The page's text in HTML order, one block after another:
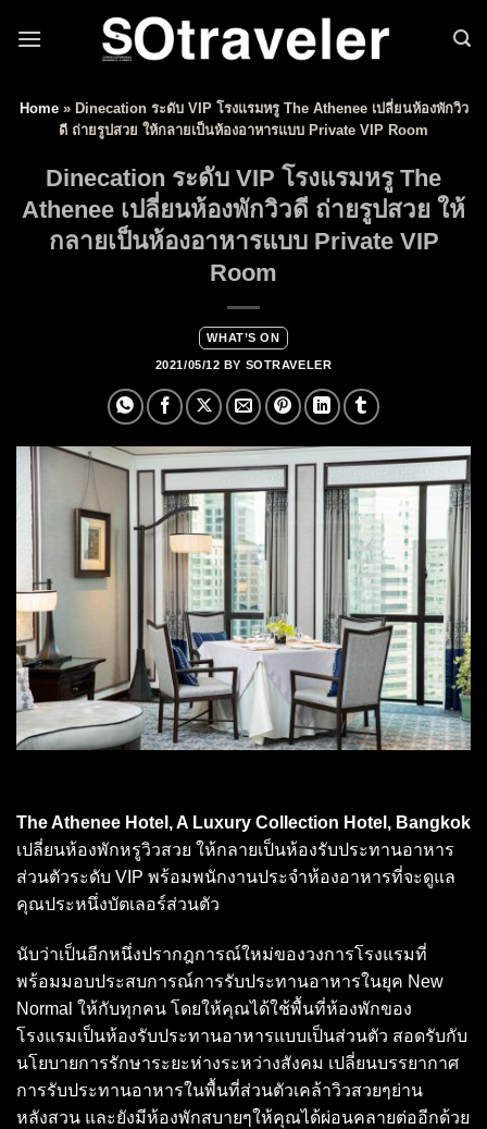
Home» Dinecation ระดับ VIP โรงแรมหรู The Athenee เปลี่ยนห้องพักวิว
ดี ถ่ายรูปสวย ให้กลายเป็นห้องอาหารแบบ Private VIP Room
Dinecation ระดับ VIP โรงแรมหรู The
Athenee เปลี่ยนห้องพักวิวดี ถ่ายรูปสวย ให้
กลายเป็นห้องอาหารแบบ Private VIP
Room
WHAT’S ON
2021/05/12 BY SOTRAVELER
The Athenee Hotel, A Luxury Collection Hotel, Bangkok
เปลี่ยนห้องพักหรูวิวสวย ให้กลายเป็นห้องรับประทานอาหาร
ส่วนตัวระดับ VIP พร้อมพนักงานประจำห้องอาหารที่จะดูแล
คุณประหนึ่งบัตเลอร์ส่วนตัว
นับว่าเป็นอีกหนึ่งปรากฎการณ์ใหม่ของวงการโรงแรมที่
พร้อมมอบประสบการณ์การรับประทานอาหารในยุค New
Normal ให้กับทุกคน โดยให้คุณได้ใช้พื้นที่ห้องพักของ
โรงแรมเป็นห้องรับประทานอาหารแบบเป็นส่วนตัว สอดรับกับ
นโยบายการรักษาระยะห่างระหว่างสังคม เปลี่ยนบรรยากาศ
การรับประทานอาหารในพื้นที่ส่วนตัวเคล้าวิวสวยๆย่าน
หลังสวน และยังมีห้องพักสบายๆให้คุณได้ผ่อนคลายต่ออีกด้วย